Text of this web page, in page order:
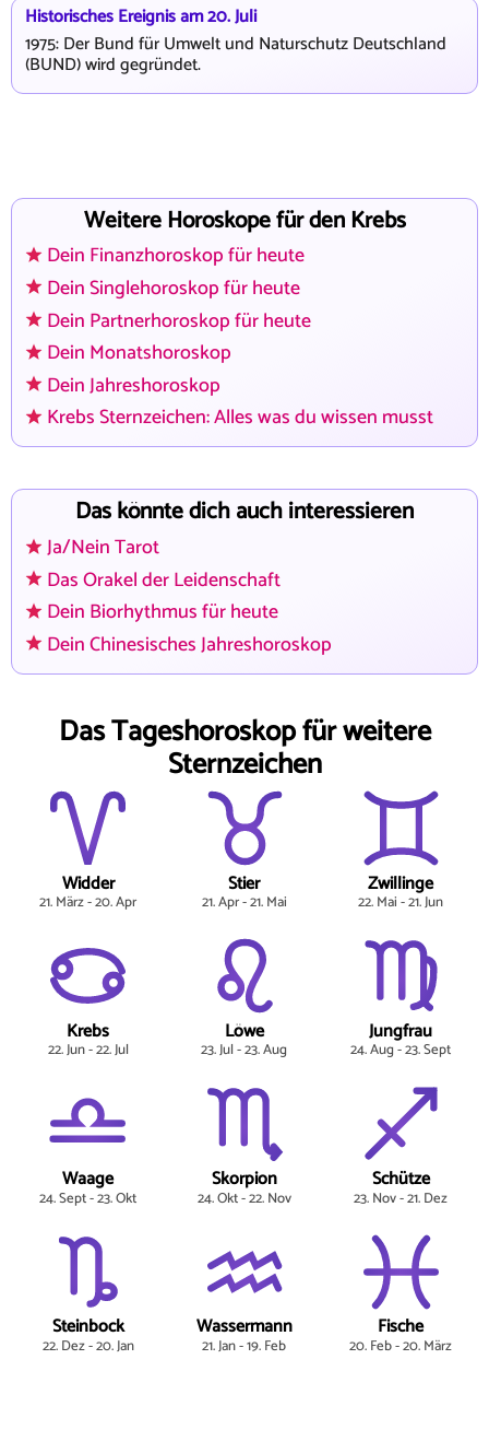
Historisches Ereignis am 20. Juli
1975: Der Bund für Umwelt und Naturschutz Deutschland
(BUND) wird gegründet.
Weitere Horoskope für den Krebs
Dein Finanzhoroskop für heute
Dein Singlehoroskop für heute
Dein Partnerhoroskop für heute
Dein Monatshoroskop
Dein Jahreshoroskop
Krebs Sternzeichen: Alles was du wissen musst
Das könnte dich auch interessieren
Ja/Nein Tarot
Das Orakel der Leidenschaft
Dein Biorhythmus für heute
Dein Chinesisches Jahreshoroskop
Das Tageshoroskop für weitere
Sternzeichen
Widder
21. März - 20. Apr
Stier
21. Apr - 21. Mai
Zwillinge
22. Mai - 21. Jun
Krebs
22. Jun - 22. Jul
Löwe
23. Jul - 23. Aug
Jungfrau
24. Aug - 23. Sept
Waage
24. Sept - 23. Okt
Skorpion
24. Okt - 22. Nov
Schütze
23. Nov - 21. Dez
Steinbock
22. Dez - 20. Jan
Wassermann
21. Jan - 19. Feb
Fische
20. Feb - 20. März